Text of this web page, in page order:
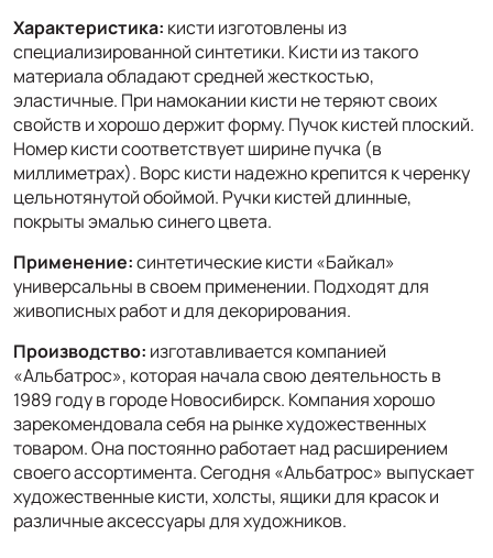
Характеристика: кисти изготовлены из
специализированной синтетики. Кисти из такого
материала обладают средней жесткостью,
эластичные. При намокании кисти не теряют своих
свойств и хорошо держит форму. Пучок кистей плоский.
Номер кисти соответствует ширине пучка (в
миллиметрах). Ворс кисти надежно крепится к черенку
цельнотянутой обоймой. Ручки кистей длинные,
покрыты эмалью синего цвета.
Применение:синтетические кисти «Байкал»
универсальны в своем применении. Подходят для
живописных работ и для декорирования.
Производство: изготавливается компанией
«Альбатрос», которая начала свою деятельность в
1989 году в городе Новосибирск. Компания хорошо
зарекомендовала себя на рынке художественных
товаром. Она постоянно работает над расширением
своего ассортимента. Сегодня «Альбатрос» выпускает
художественные кисти, холсты, ящики для красок и
различные аксессуары для художников.